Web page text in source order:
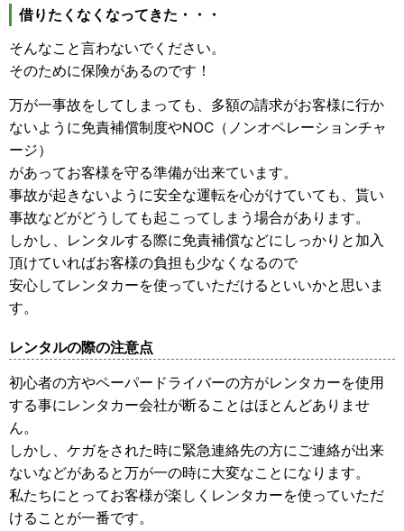
借りたくなくなってきた・・・
そんなこと言わないでください。
そのために保険があるのです！
万が一事故をしてしまっても、多額の請求がお客様に行か
ないように免責補償制度やNOC（ノンオペレーションチャ
ージ）
があってお客様を守る準備が出来ています。
事故が起きないように安全な運転を心がけていても、貰い
事故などがどうしても起こってしまう場合があります。
しかし、レンタルする際に免責補償などにしっかりと加入
頂けていればお客様の負担も少なくなるので
安心してレンタカーを使っていただけるといいかと思いま
す。
レンタルの際の注意点
初心者の方やペーパードライバーの方がレンタカーを使用
する事にレンタカー会社が断ることはほとんどありませ
ん。
しかし、ケガをされた時に緊急連絡先の方にご連絡が出来
ないなどがあると万が一の時に大変なことになります。
私たちにとってお客様が楽しくレンタカーを使っていただ
けることが一番です。